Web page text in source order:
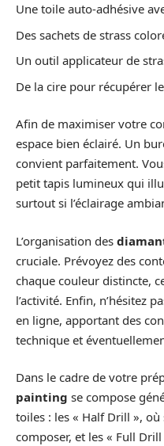
Une toile auto-adhésive
Des sachets de strass
Un outil applicateur de
De la cire pour récupérer
Afin de maximiser votre
espace bien éclairé. Un
convient parfaitement.
petit tapis lumineux qui
surtout si l’éclairage
L’organisation des
cruciale. Prévoyez des
chaque couleur distincte,
l’activité. Enfin, n’hésitez
en ligne, apportant des
technique et
Dans le cadre de votre
painting se compose
toiles : les « Half Drill »,
composer, et les « Full